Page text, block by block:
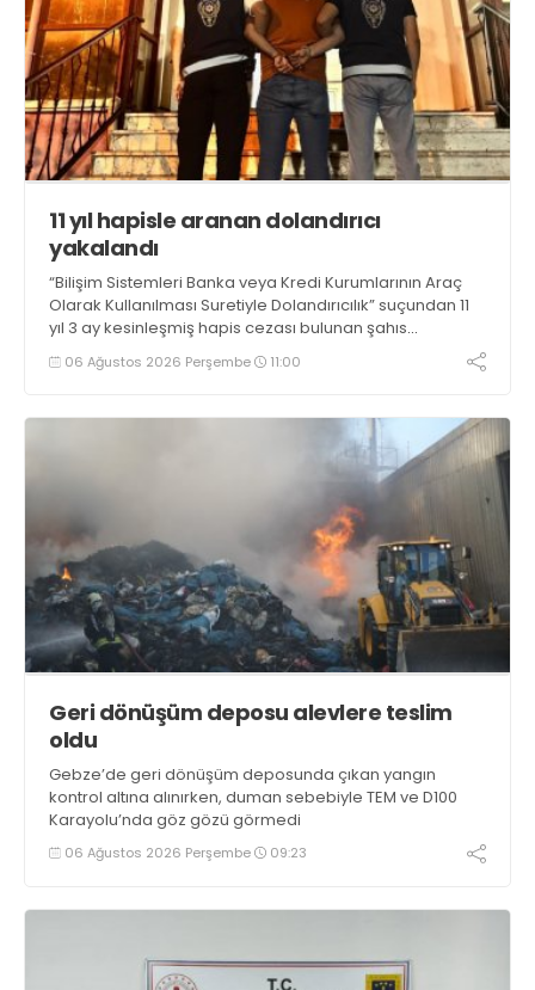
11 yıl hapisle aranan dolandırıcı
yakalandı
“Bilişim Sistemleri Banka veya Kredi Kurumlarının Araç
Olarak Kullanılması Suretiyle Dolandırıcılık” suçundan 11
yıl 3 ay kesinleşmiş hapis cezası bulunan şahıs
yakalandı
06 Ağustos 2026 Perşembe 11:00
Geri dönüşüm deposu alevlere teslim
oldu
Gebze’de geri dönüşüm deposunda çıkan yangın
kontrol altına alınırken, duman sebebiyle TEM ve D100
Karayolu’nda göz gözü görmedi
06 Ağustos 2026 Perşembe 09:23